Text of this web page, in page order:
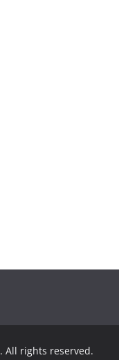
. All rights reserved.